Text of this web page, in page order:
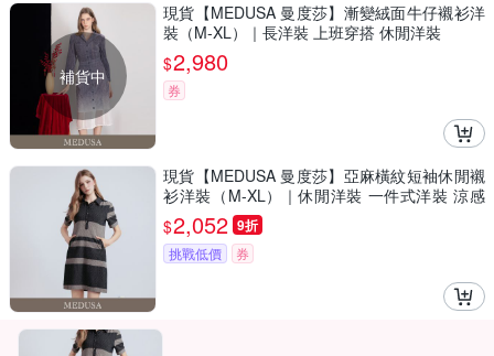
補貨中
現貨【MEDUSA 曼度莎】漸變絨面牛仔襯衫洋
裝（M-XL）｜長洋裝 上班穿搭 休閒洋裝
$2,980
券
現貨【MEDUSA 曼度莎】亞麻橫紋短袖休閒襯
衫洋裝（M-XL）｜休閒洋裝 一件式洋裝 涼感
透氣亞麻
$2,052 9折
挑戰低價 券